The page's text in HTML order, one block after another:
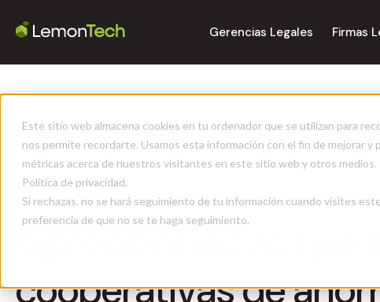
Este sitio web almacena cookies en tu ordenador que se utilizan para
nos permite recordarte. Usamos esta información con el fin de mejorar
métricas acerca de nuestros visitantes en este sitio web y otros
Política de privacidad.
Si rechazas, no se hará seguimiento de tu información cuando visites
preferencia de que no se te haga seguimiento.
Gerencias Legales Firmas
Cobranza Judicial
5 problemáticas que
cooperativas de